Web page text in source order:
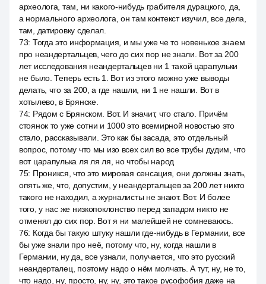
археолога, там, ни какого-нибудь грабителя дурацкого, да,
а нормального археолога, он там контекст изучил, все дела,
там, датировку сделал.
73: Тогда это информация, и мы уже че то новенькое знаем
про неандертальцев, чего до сих пор не знали. Вот за 200
лет исследования неандертальцев ни 1 такой царапульки
не было. Теперь есть 1. Вот из этого можно уже выводы
делать, что за 200, а где нашли, ни 1 не нашли. Вот в
хотылево, в Брянске.
74: Рядом с Брянском. Вот. И значит, что стало. Причём
стоянок то уже сотни и 1000 это всемирной новостью это
стало, рассказывали. Это как бы засада, это отдельный
вопрос, потому что мы изо всех сил во все трубы дудим, что
вот царапулька ля ля ля, но чтобы народ
75: Проникся, что это мировая сенсация, они должны знать,
опять же, что, допустим, у неандертальцев за 200 лет никто
такого не находил, а журналисты не знают. Вот. И более
того, у нас же низкопоклонство перед западом никто не
отменял до сих пор. Вот я ни малейшей не сомневаюсь.
76: Когда бы такую штуку нашли где-нибудь в Германии, все
бы уже знали про неё, потому что, ну, когда нашли в
Германии, ну да, все узнали, получается, что это русский
неандерталец, поэтому надо о нём молчать. А тут, ну, не то,
что надо, ну, просто, ну, ну, это такое русофобия даже на